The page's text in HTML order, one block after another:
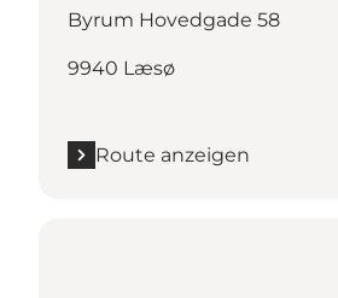
Byrum Hovedgade 58
9940 Læsø
Route anzeigen